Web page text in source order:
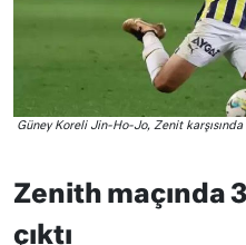
Güney Koreli Jin-Ho-Jo, Zenit
Zenith maçında
çıktı